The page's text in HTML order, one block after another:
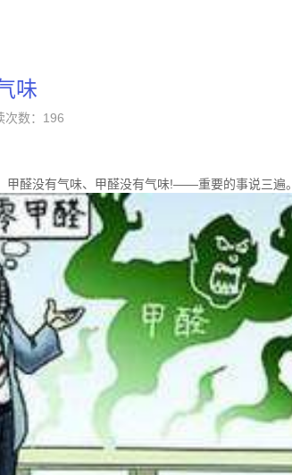
味
数： 196
醛没有气味、甲醛没有气味!——重要的事说三遍。